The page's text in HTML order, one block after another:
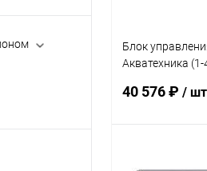
Блок
Акватехника
40 576 ₽ / шт